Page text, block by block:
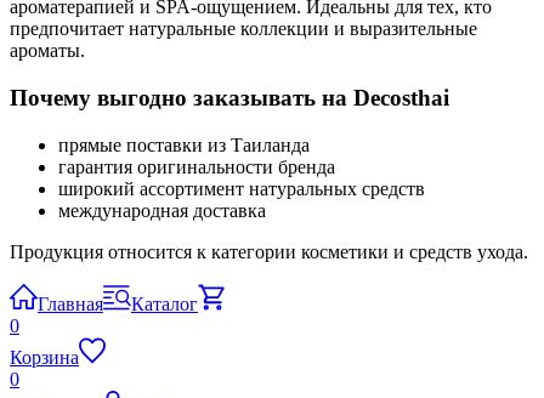
ароматерапией и SPA-ощущением. Идеальны для тех, кто
предпочитает натуральные коллекции и выразительные
ароматы.
Почему выгодно заказывать на Decosthai
прямые поставки из Таиланда
гарантия оригинальности бренда
широкий ассортимент натуральных средств
международная доставка
Продукция относится к категории косметики и средств ухода.
Главная
Каталог
0
Корзина
0